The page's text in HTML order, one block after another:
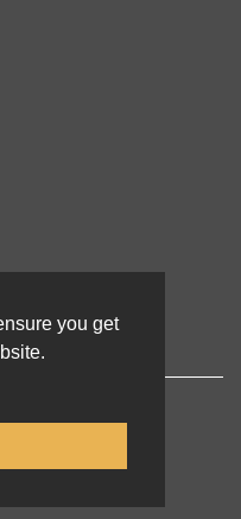
you get
|Impressum